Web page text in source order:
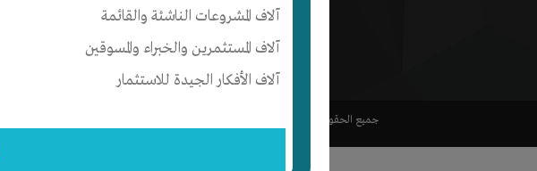
آلاف المشروعات الناشئة والقائمة
آلاف المستثمرين والخبراء والمسوقين
آلاف الأفكار الجيدة للاستثمار
رؤيتنا
إتصل بنا
جميع الحقوق محفوظة لشركة إنتج ©2017